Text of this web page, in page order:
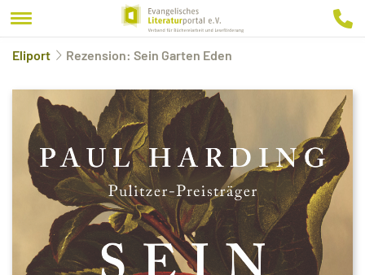
Eliport Rezension: Sein Garten Eden